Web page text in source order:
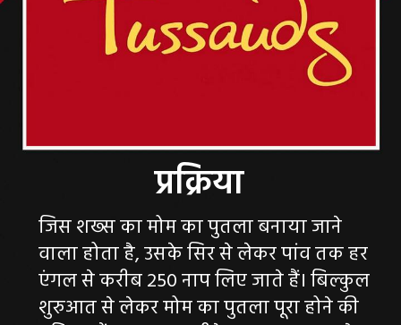
प्रक्रिया
जिस शख्‍स का मोम का पुतला बनाया जाने
वाला होता है, उसके सिर से लेकर पांव तक हर
एंगल से करीब 250 नाप लिए जाते हैं। बिल्‍कुल
शुरुआत से लेकर मोम का पुतला पूरा होने की